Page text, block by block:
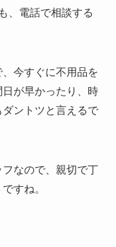
、電話で相談する
今すぐに不用品を
が早かったり、時
ントツと言えるで
なので、親切で丁
すね。